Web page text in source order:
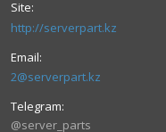
http://serverpart.kz
2@serverpart.kz
@server_parts